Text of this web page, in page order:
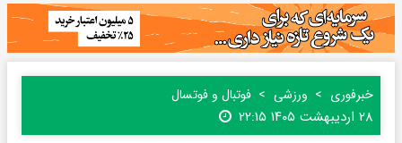
خبرفوری ورزشی فوتبال و فوتسال
۲۸ اردیبهشت ۱۴۰۵ ۲۲:۱۵